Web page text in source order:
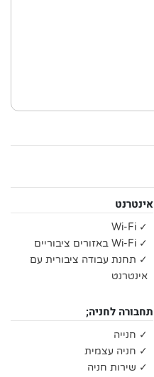
אינטרנט
✓ Wi-Fi
✓ Wi-Fi באזורים ציבוריים
✓ תחנת עבודה ציבורית עם
אינטרנט
תחבורה לחניה;
✓ חנייה
✓ חניה עצמית
✓ שירות חניה